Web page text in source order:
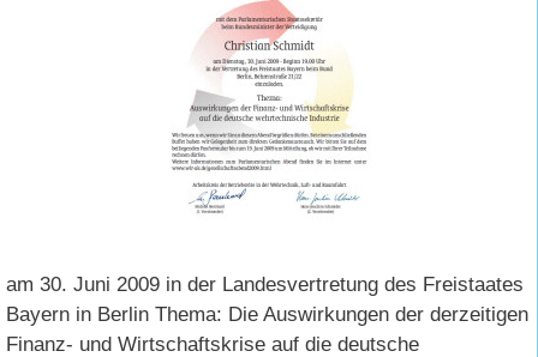
am 30. Juni 2009 in der Landesvertretung des Freistaates
Bayern in Berlin Thema: Die Auswirkungen der derzeitigen
Finanz- und Wirtschaftskrise auf die deutsche